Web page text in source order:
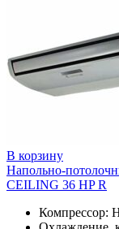
В корзину
Напольно-
CEILING 36 HP R
Компрессор: